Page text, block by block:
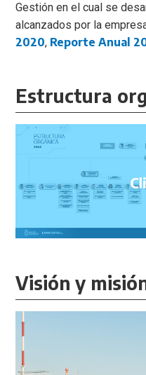
Gestión en el cual se
alcanzados por la
2020, Reporte Anual
Estructura
Visión y